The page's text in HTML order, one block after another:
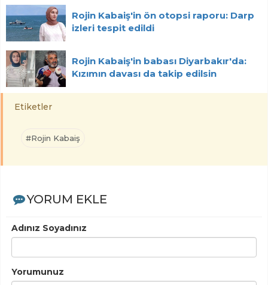
Rojin Kabaiş'in ön otopsi raporu: Darp
izleri tespit edildi
Rojin Kabaiş'in babası Diyarbakır'da:
Kızımın davası da takip edilsin
Etiketler
#Rojin Kabaiş
YORUM EKLE
Adınız Soyadınız
Yorumunuz